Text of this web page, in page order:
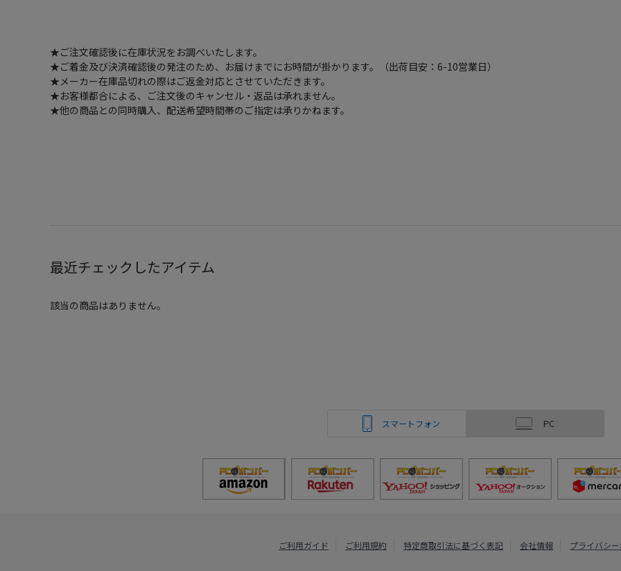
★ご注文確認後に在庫状況をお調べいたします。
★ご着金及び決済確認後の発注のため、お届けまでにお時間が掛かります。（出荷目安：6-10営業日）
★メーカー在庫品切れの際はご返金対応とさせていただきます。
★お客様都合による、ご注文後のキャンセル・返品は承れません。
★他の商品との同時購入、配送希望時間帯のご指定は承りかねます。
最近チェックしたアイテム
該当の商品はありません。
スマートフォン PC
ご利用ガイド ご利用規約 特定商取引法に基づく表記 会社情報 プライバシ